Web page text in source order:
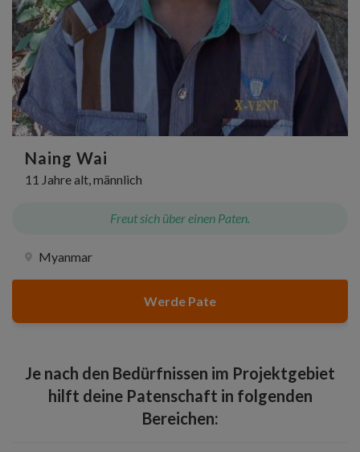
Naing Wai
11 Jahre alt, männlich
Freut sich über einen Paten.
Myanmar
Werde Pate
Je nach den Bedürfnissen im Projektgebiet
hilft deine Patenschaft in folgenden
Bereichen: